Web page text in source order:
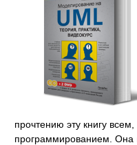
прочтению эту книгу
программированием. Она